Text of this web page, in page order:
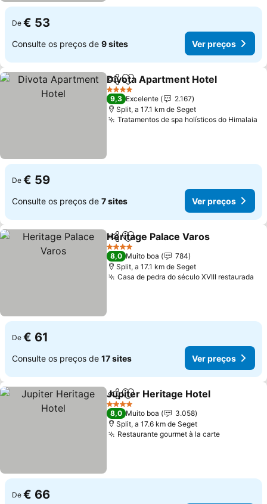
De € 53
Consulte os preços de 9 sites Ver preços
PartilharAdicionar aos favoritos
Divota Apartment Hotel
4 Estrelas
9,3 Excelente
2.167
Split, a 17.1 km de Seget
Tratamentos de spa holísticos do Himalaia
De € 59
Consulte os preços de 7 sites Ver preços
PartilharAdicionar aos favoritos
Heritage Palace Varos
4 Estrelas
8,0 Muito boa
784
Split, a 17.1 km de Seget
Casa de pedra do século XVIII restaurada
De € 61
Consulte os preços de 17 sites Ver preços
PartilharAdicionar aos favoritos
Jupiter Heritage Hotel
4 Estrelas
8,0 Muito boa
3.058
Split, a 17.6 km de Seget
Restaurante gourmet à la carteVer
De € 66